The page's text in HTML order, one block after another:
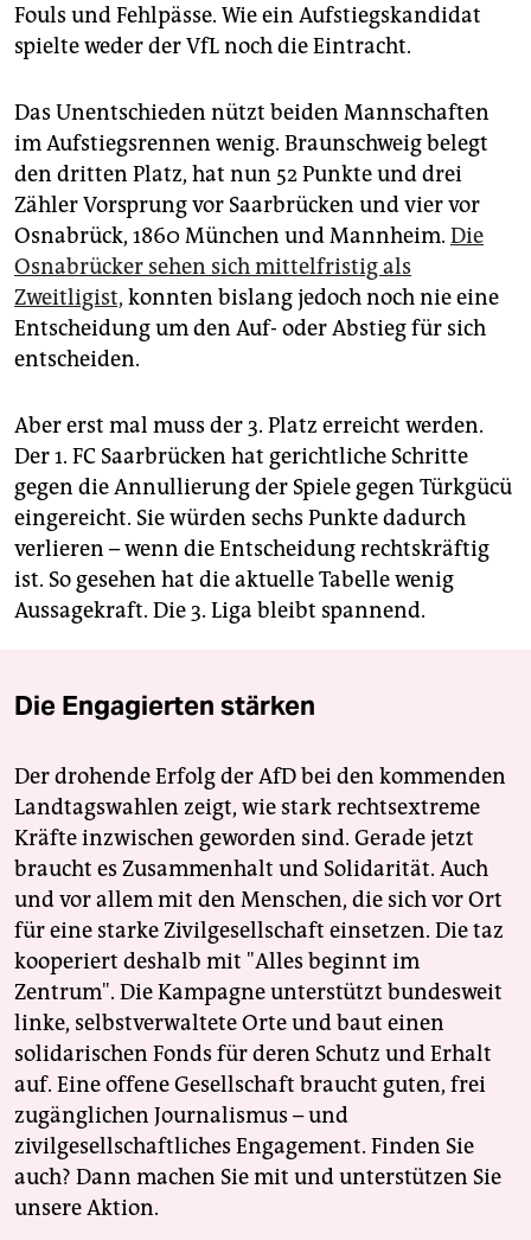
Fouls und Fehlpässe. Wie ein Aufstiegskandidat
spielte weder der VfL noch die Eintracht.
Das Unentschieden nützt beiden Mannschaften
im Aufstiegsrennen wenig. Braunschweig belegt
den dritten Platz, hat nun 52 Punkte und drei
Zähler Vorsprung vor Saarbrücken und vier vor
Osnabrück, 1860 München und Mannheim. Die
Osnabrücker sehen sich mittelfristig als
Zweitligist, konnten bislang jedoch noch nie eine
Entscheidung um den Auf- oder Abstieg für sich
entscheiden.
Aber erst mal muss der 3. Platz erreicht werden.
Der 1. FC Saarbrücken hat gerichtliche Schritte
gegen die Annullierung der Spiele gegen Türkgücü
eingereicht. Sie würden sechs Punkte dadurch
verlieren – wenn die Entscheidung rechtskräftig
ist. So gesehen hat die aktuelle Tabelle wenig
Aussagekraft. Die 3. Liga bleibt spannend.
Die Engagierten stärken
Der drohende Erfolg der AfD bei den kommenden
Landtagswahlen zeigt, wie stark rechtsextreme
Kräfte inzwischen geworden sind. Gerade jetzt
braucht es Zusammenhalt und Solidarität. Auch
und vor allem mit den Menschen, die sich vor Ort
für eine starke Zivilgesellschaft einsetzen. Die taz
kooperiert deshalb mit "Alles beginnt im
Zentrum". Die Kampagne unterstützt bundesweit
linke, selbstverwaltete Orte und baut einen
solidarischen Fonds für deren Schutz und Erhalt
auf. Eine offene Gesellschaft braucht guten, frei
zugänglichen Journalismus – und
zivilgesellschaftliches Engagement. Finden Sie
auch? Dann machen Sie mit und unterstützen Sie
unsere Aktion.